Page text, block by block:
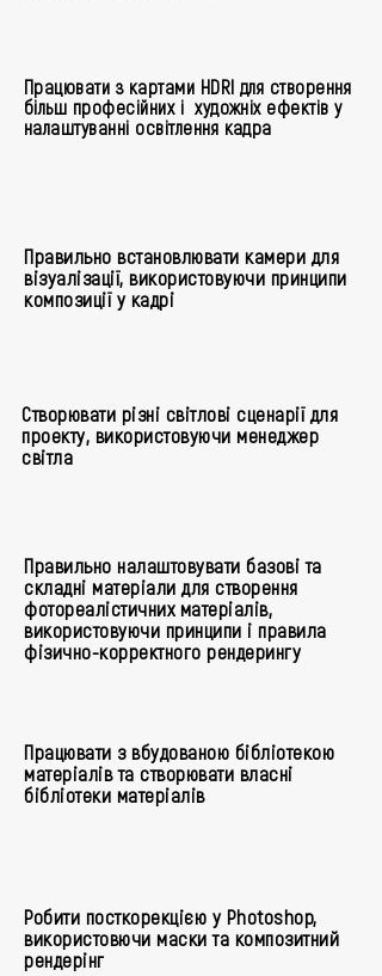
Працювати з картами HDRI для створення
більш професійних і художніх ефектів у
налаштуванні освітлення кадра
Правильно встановлювати камери для
візуалізації, використовуючи принципи
композиції у кадрі
Створювати різні світлові сценарії для
проекту, використовуючи менеджер
світла
Правильно налаштовувати базові та
складні матеріали для створення
фотореалістичних матеріалів,
використовуючи принципи і правила
фізично-корректного рендерингу
Працювати з вбудованою бібліотекою
матеріалів та створювати власні
бібліотеки матеріалів
Робити посткорекцією у Photoshop,
використовючи маски та композитний
рендерінг